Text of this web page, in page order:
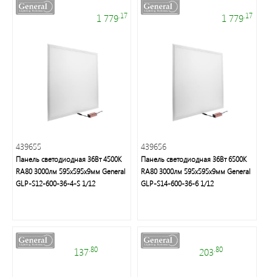
Люстры/
группа
Удлинители
1 779 .17
439655
Панель светодиодная 36Вт 4500К
RA80 3000лм 595х595х9мм General
GLP-S12-600-36-4-S 1/12
1 779 .17
439656
Панель светодиодная 36Вт 6500К
RA80 3000лм 595х595х9мм General
GLP-S14-600-36-6 1/12
137.80 203 .80